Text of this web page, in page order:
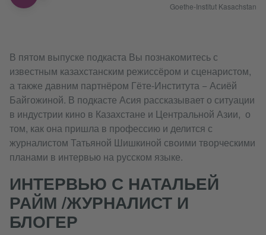
Goethe-Institut Kasachstan
В пятом выпуске подкаста Вы познакомитесь с
известным казахстанским режиссёром и сценаристом,
а также давним партнёром Гёте-Института − Асиёй
Байгожиной. В подкасте Асия рассказывает о ситуации
в индустрии кино в Казахстане и Центральной Азии, о
том, как она пришла в профессию и делится с
журналистом Татьяной Шишкиной своими творческими
планами в интервью на русском языке.
ИНТЕРВЬЮ С НАТАЛЬЕЙ
РАЙМ /ЖУРНАЛИСТ И
БЛОГЕР